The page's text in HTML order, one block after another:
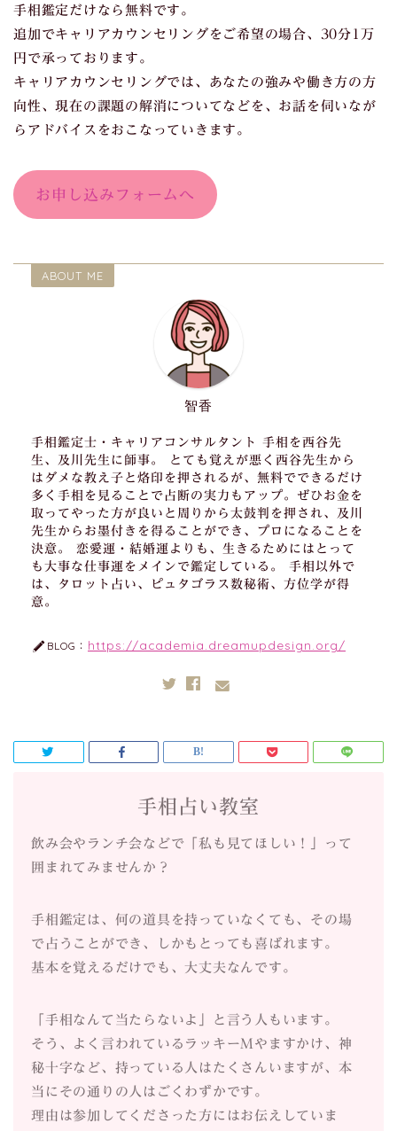
手相鑑定だけなら無料です。
追加でキャリアカウンセリングをご希望の場合、30分1万
円で承っております。
キャリアカウンセリングでは、あなたの強みや働き方の方
向性、現在の課題の解消についてなどを、お話を伺いなが
らアドバイスをおこなっていきます。
お申し込みフォームへ
ABOUT ME
智香
手相鑑定士・キャリアコンサルタント 手相を西谷先
生、及川先生に師事。 とても覚えが悪く西谷先生から
はダメな教え子と烙印を押されるが、無料でできるだけ
多く手相を見ることで占断の実力もアップ。ぜひお金を
取ってやった方が良いと周りから太鼓判を押され、及川
先生からお墨付きを得ることができ、プロになることを
決意。 恋愛運・結婚運よりも、生きるためにはとって
も大事な仕事運をメインで鑑定している。 手相以外で
は、タロット占い、ピュタゴラス数秘術、方位学が得
意。
BLOG： https://academia.dreamupdesign.org/
手相占い教室
飲み会やランチ会などで「私も見てほしい！」って
囲まれてみませんか？
手相鑑定は、何の道具を持っていなくても、その場
で占うことができ、しかもとっても喜ばれます。
基本を覚えるだけでも、大丈夫なんです。
「手相なんて当たらないよ」と言う人もいます。
そう、よく言われているラッキーMやますかけ、神
秘十字など、持っている人はたくさんいますが、本
当にその通りの人はごくわずかです。
理由は参加してくださった方にはお伝えしていま